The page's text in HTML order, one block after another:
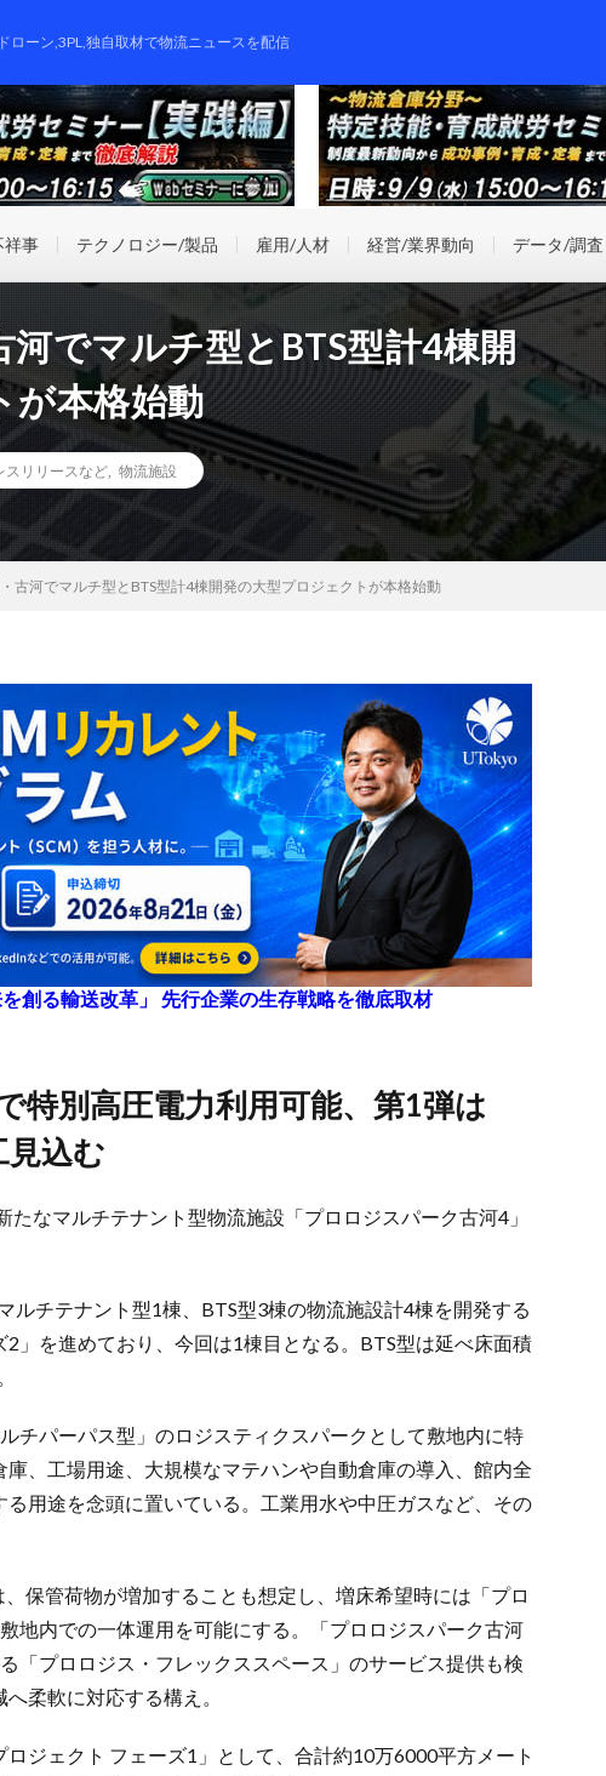
ローン,3PL,独自取材で物流ニュースを配信
祥事 テクノロジー/製品 雇用/人材 経営/業界動向 データ/調査
でマルチ型とBTS型計4棟開
が本格始動
スリリースなど 物流施設
古河でマルチ型とBTS型計4棟開発の大型プロジェクトが本格始動
創る輸送改革」 先行企業の生存戦略を徹底取材
見込む
なマルチテナント型物流施設「プロロジスパーク古河4」
ルチテナント型1棟、BTS型3棟の物流施設計4棟を開発する
」を進めており、今回は1棟目となる。BTS型は延べ床面積
チパーパス型」のロジスティクスパークとして敷地内に特
、工場用途、大規模なマテハンや自動倉庫の導入、館内全
用途を念頭に置いている。工業用水や中圧ガスなど、その
保管荷物が増加することも想定し、増床希望時には「プロ
地内での一体運用を可能にする。「プロロジスパーク古河
「プロロジス・フレックススペース」のサービス提供も検
柔軟に対応する構え。
ジェクト フェーズ1」として、合計約10万6000平方メート